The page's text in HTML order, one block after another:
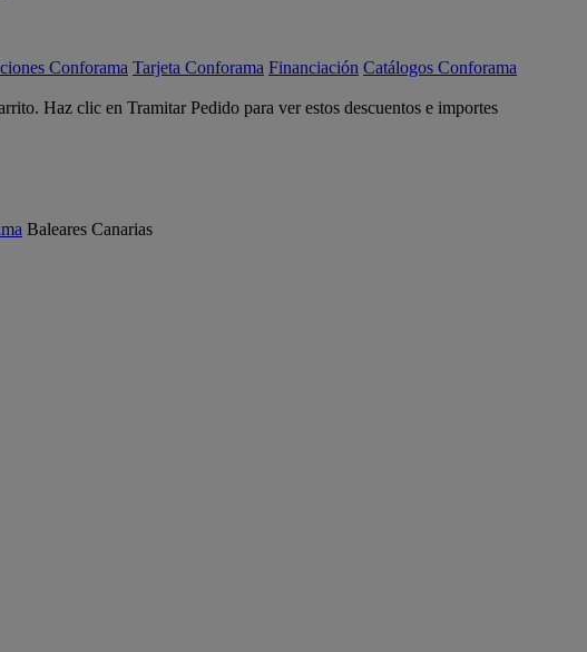
Conforama Tarjeta Conforama Financiación Catálogos Conforama
Haz clic en Tramitar Pedido para ver estos descuentos e importes
Baleares Canarias